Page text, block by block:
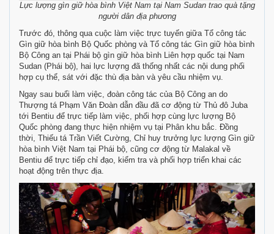
Lực lượng gìn giữ hòa bình Việt Nam tại Nam Sudan trao quà tặng
người dân địa phương
Trước đó, thông qua cuộc làm việc trực tuyến giữa Tổ công tác
Gìn giữ hòa bình Bộ Quốc phòng và Tổ công tác Gìn giữ hòa bình
Bộ Công an tại Phái bộ gìn giữ hòa bình Liên hợp quốc tại Nam
Sudan (Phái bộ), hai lực lượng đã thống nhất các nội dung phối
hợp cụ thể, sát với đặc thù địa bàn và yêu cầu nhiệm vụ.
Ngay sau buổi làm việc, đoàn công tác của Bộ Công an do
Thượng tá Phạm Văn Đoàn dẫn đầu đã cơ động từ Thủ đô Juba
tới Bentiu để trực tiếp làm việc, phối hợp cùng lực lượng Bộ
Quốc phòng đang thực hiện nhiệm vụ tại Phân khu bắc. Đồng
thời, Thiếu tá Trần Viết Cường, Chỉ huy trưởng lực lượng Gìn giữ
hòa bình Việt Nam tại Phái bộ, cũng cơ động từ Malakal về
Bentiu để trực tiếp chỉ đạo, kiểm tra và phối hợp triển khai các
hoạt động trên thực địa.